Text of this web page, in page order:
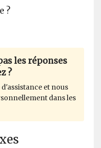
?
les réponses
?
et nous
dans les